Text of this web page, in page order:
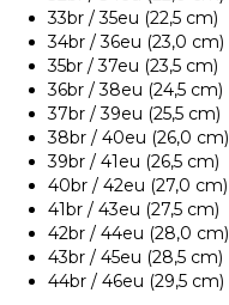
33br / 35eu (22,5 cm)
34br / 36eu (23,0 cm)
35br / 37eu (23,5 cm)
36br / 38eu (24,5 cm)
37br / 39eu (25,5 cm)
38br / 40eu (26,0 cm)
39br / 41eu (26,5 cm)
40br / 42eu (27,0 cm)
41br / 43eu (27,5 cm)
42br / 44eu (28,0 cm)
43br / 45eu (28,5 cm)
44br / 46eu (29,5 cm)